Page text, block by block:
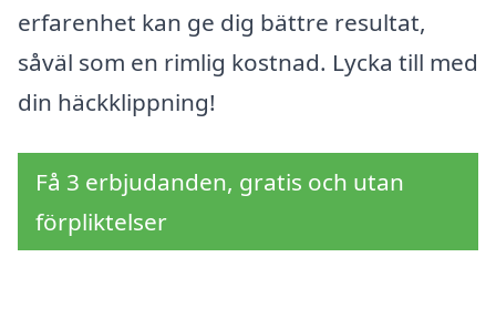
erfarenhet kan ge dig bättre resultat,
såväl som en rimlig kostnad. Lycka till med
din häckklippning!
Få 3 erbjudanden, gratis och utan
förpliktelser